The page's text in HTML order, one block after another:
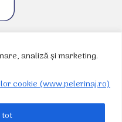
analiză și marketing.
cookie (www.pelerinaj.ro)
tot